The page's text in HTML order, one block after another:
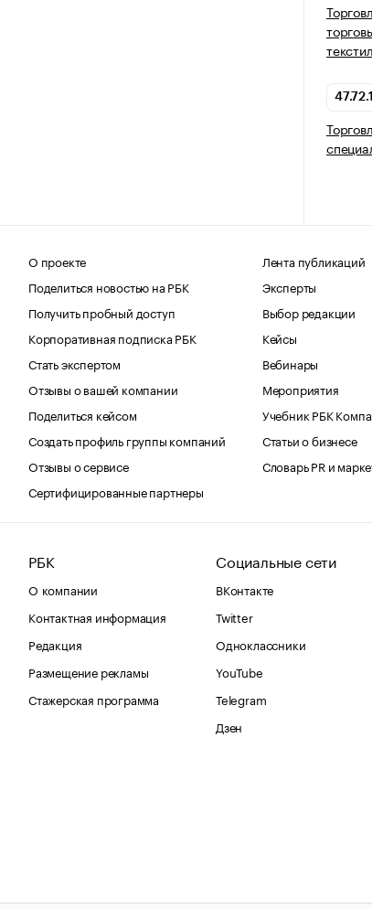
47.72.1
О проекте
Поделиться новостью на РБК
Получить пробный доступ
Корпоративная подписка РБК
Стать экспертом
Отзывы о вашей компании
Поделиться кейсом
Создать профиль группы компаний
Отзывы о сервисе
Сертифицированные партнеры
Лента публикаций
Эксперты
Выбор редакции
Кейсы
Вебинары
Мероприятия
Учебник РБК
Статьи о бизнесе
Словарь PR и
РБК
О компании
Контактная информация
Редакция
Размещение рекламы
Стажерская программа
Социальные сети
ВКонтакте
Twitter
Одноклассники
YouTube
Telegram
Дзен